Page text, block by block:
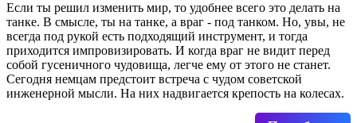
Если ты решил изменить мир, то удобнее всего это делать на
танке. В смысле, ты на танке, а враг - под танком. Но, увы, не
всегда под рукой есть подходящий инструмент, и тогда
приходится импровизировать. И когда враг не видит перед
собой гусеничного чудовища, легче ему от этого не станет.
Сегодня немцам предстоит встреча с чудом советской
инженерной мысли. На них надвигается крепость на колесах.